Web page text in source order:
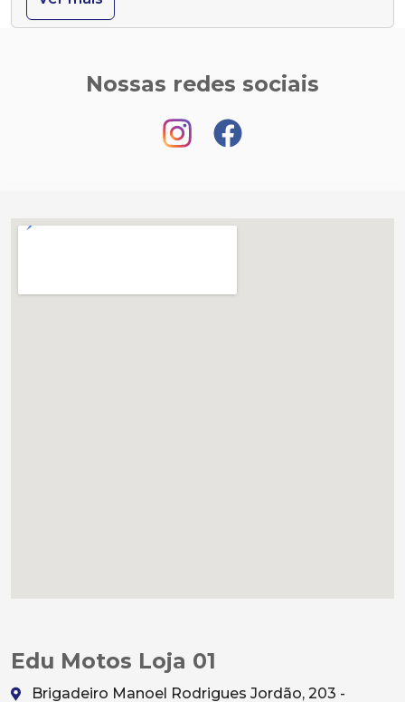
Nossas redes sociais
Edu Motos Loja 01
Brigadeiro Manoel Rodrigues Jordão, 203 -